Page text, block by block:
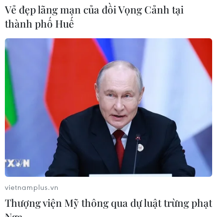
Mỹ cấm xuất khẩu vật liệu pin tái chế
và phế liệu vonfram trong một năm
05/08/2026 06:53
Brazil hạ cấp quan hệ với Argentina,
căng thẳng ngoại giao với Mỹ
05/08/2026 03:55
Mỹ dự chi thêm 1,4 tỷ USD cho hoạt
động của Vệ binh Quốc gia
Vẻ đẹp lãng mạn của đồi Vọng Cảnh tại
thành phố Huế
vietnamplus.vn
Thượng viện Mỹ thông qua dự luật trừng phạt